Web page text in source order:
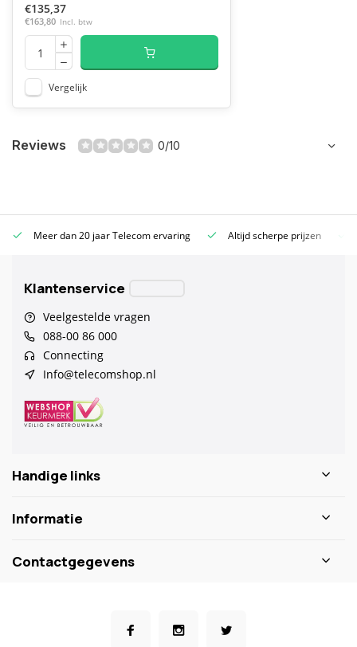
€135,37
€163,80 Incl. btw
Vergelijk
Reviews 0/10
Meer dan 20 jaar Telecom ervaring Altijd scherpe prijzen
Klantenservice
Veelgestelde vragen
088-00 86 000
Connecting
Info@telecomshop.nl
Handige links
Informatie
Contactgegevens